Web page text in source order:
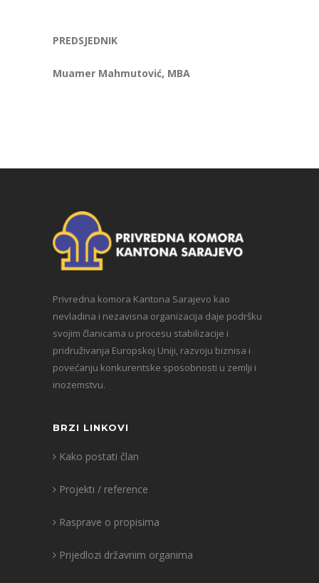
PREDSJEDNIK
Muamer Mahmutović, MBA
Privredna komora Kantona Sarajevo kao
nevladina i nezavisna organizacija daje podršku
svojim članicama u procesu stabilizacije i
pridruživanja Europskoj Uniji, razvoju biznisa i
povećanju konkurentske sposobnosti u zemlji i
inozemstvu.
BRZI LINKOVI
Kako postati član
Projekti / reference
Rasprave o propisima
Prijedlozi državnim organima